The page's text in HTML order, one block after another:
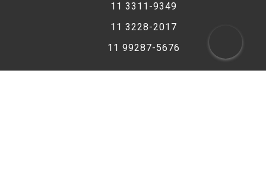
11 3311-9349
11 3228-2017
11 99287-5676